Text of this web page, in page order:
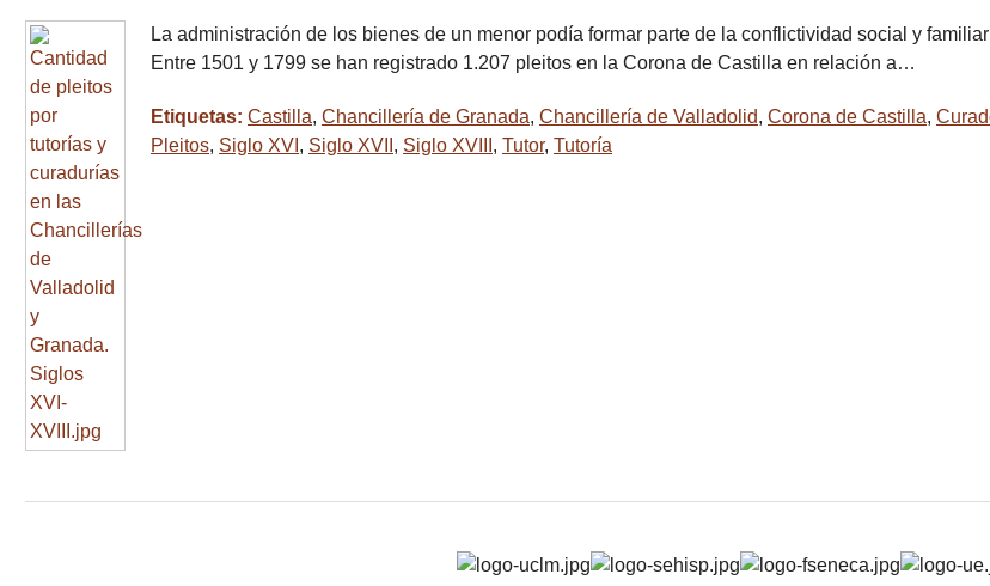
La administración de los bienes de un menor podía formar parte de la conflictividad social y
Entre 1501 y 1799 se han registrado 1.207 pleitos en la Corona de Castilla en relación a…
Etiquetas: Castilla, Chancillería de Granada, Chancillería de Valladolid, Corona de Castilla,
Pleitos, Siglo XVI , Siglo XVII , Siglo XVIII , Tutor, Tutoría